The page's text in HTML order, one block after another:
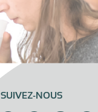
SUIVEZ-NOUS